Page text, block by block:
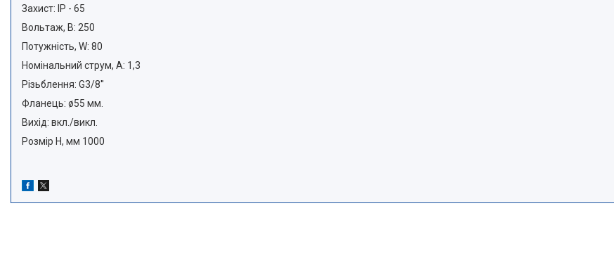
Захист: IP - 65
Вольтаж, B: 250
Потужність, W: 80
Номінальний струм, А: 1,3
Різьблення: G3/8''
Фланець: ø55 мм.
Вихід: вкл./викл.
Розмір H, мм 1000